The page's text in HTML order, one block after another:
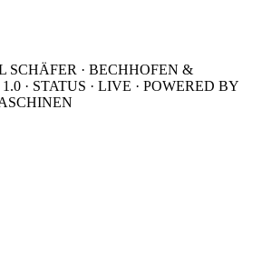
· BECHHOFEN &
· STATUS · LIVE · POWERED BY